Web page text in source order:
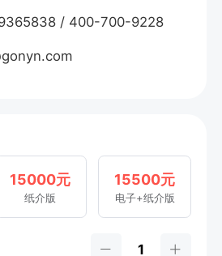
/ 400-700-9228
15000元
纸介版
15500元
电子+纸介版